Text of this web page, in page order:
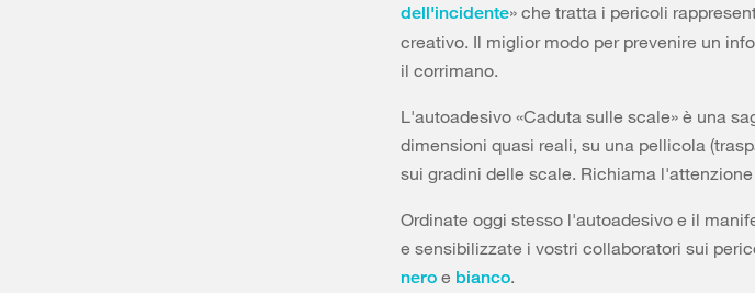
dell'incidente» che tratta i pericoli
creativo. Il miglior modo per prevenire un
il corrimano.
L'autoadesivo «Caduta sulle scale» è una
dimensioni quasi reali, su una pellicola
sui gradini delle scale. Richiama
Ordinate oggi stesso l'autoadesivo e il
e sensibilizzate i vostri collaboratori sui
nero e bianco.